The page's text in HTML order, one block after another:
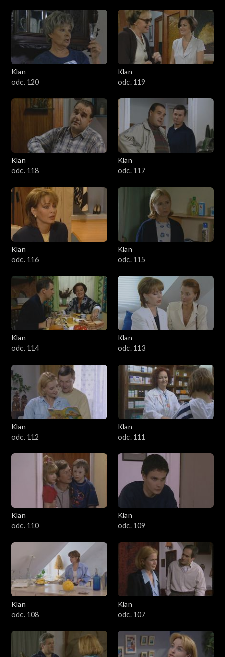
Klan
odc. 120
Klan
odc. 119
Klan
odc. 118
Klan
odc. 117
Klan
odc. 116
Klan
odc. 115
Klan
odc. 114
Klan
odc. 113
Klan
odc. 112
Klan
odc. 111
Klan
odc. 110
Klan
odc. 109
Klan
odc. 108
Klan
odc. 107